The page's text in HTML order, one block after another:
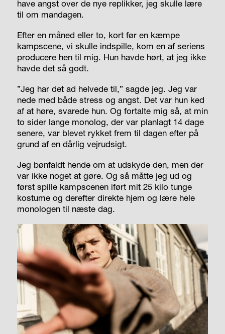
have angst over de nye replikker, jeg skulle lære
til om mandagen.
Efter en måned eller to, kort før en kæmpe
kampscene, vi skulle indspille, kom en af seriens
producere hen til mig. Hun havde hørt, at jeg ikke
havde det så godt.
”Jeg har det ad helvede til,” sagde jeg. Jeg var
nede med både stress og angst. Det var hun ked
af at høre, svarede hun. Og fortalte mig så, at min
to sider lange monolog, der var planlagt 14 dage
senere, var blevet rykket frem til dagen efter på
grund af en dårlig vejrudsigt.
Jeg bønfaldt hende om at udskyde den, men der
var ikke noget at gøre. Og så måtte jeg ud og
først spille kampscenen iført mit 25 kilo tunge
kostume og derefter direkte hjem og lære hele
monologen til næste dag.